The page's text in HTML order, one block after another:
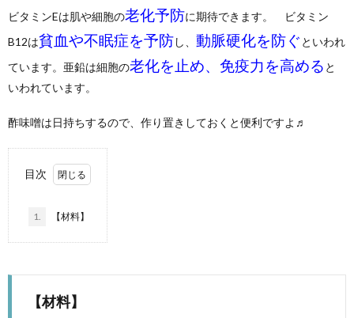
ビタミンEは肌や細胞の老化予防に期待できます。 ビタミン
B12は貧血や不眠症を予防し、 動脈硬化を防ぐ といわれ
ています。亜鉛は細胞の老化を止め、免疫力を高める と
いわれています。
酢味噌は日持ちするので、作り置きしておくと便利ですよ♬
目次
1. 【材料】
【材料】